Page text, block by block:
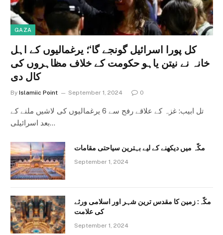
GAZA
کل پورا اسرائیل گونجے گا‘؛ یرغمالیوں کے اہل
خانہ نے نیتن یاہو حکومت کے خلاف مظاہروں کی
کال دی
By Islamiic Point September 1, 2024 0
تل ابیب: غزہ کے علاقے رفح سے 6 یرغمالیوں کی لاشیں ملنے کے
بعد اسرائیلی…
مکّہ میں دیکھنے کے لیے بہترین سیاحتی مقامات
September 1, 2024
مکّہ: زمین کا مقدس ترین شہر اور اسلامی ورثے
کی علامت
September 1, 2024